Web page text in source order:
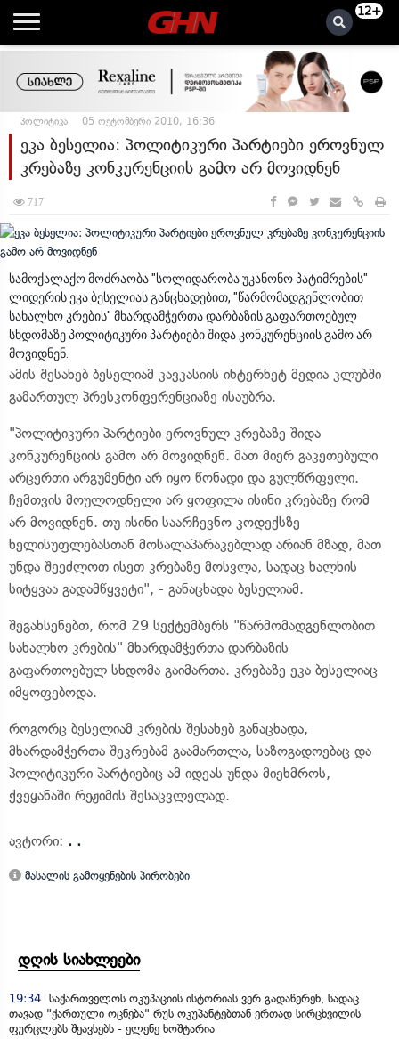
12+
პოლიტიკა 05 ოქტომბერი 2010, 16:36
ეკა ბესელია: პოლიტიკური პარტიები ეროვნულ
კრებაზე კონკურენციის გამო არ მოვიდნენ
717
სამოქალაქო მოძრაობა "სოლიდარობა უკანონო პატიმრების"
ლიდერის ეკა ბესელიას განცხადებით, "წარმომადგენლობით
სახალხო კრების" მხარდამჭერთა დარბაზის გაფართოებულ
სხდომაზე პოლიტიკური პარტიები შიდა კონკურენციის გამო არ
მოვიდნენ.
ამის შესახებ ბესელიამ კავკასიის ინტერნეტ მედია კლუბში
გამართულ პრესკონფერენციაზე ისაუბრა.
"პოლიტიკური პარტიები ეროვნულ კრებაზე შიდა
კონკურენციის გამო არ მოვიდნენ. მათ მიერ გაკეთებული
არცერთი არგუმენტი არ იყო წონადი და გულწრფელი.
ჩემთვის მოულოდნელი არ ყოფილა ისინი კრებაზე რომ
არ მოვიდნენ. თუ ისინი საარჩევნო კოდექსზე
ხელისუფლებასთან მოსალაპარაკებლად არიან მზად, მათ
უნდა შეეძლოთ ისეთ კრებაზე მოსვლა, სადაც ხალხის
სიტყვაა გადამწყვეტი", - განაცხადა ბესელიამ.
შეგახსენებთ, რომ 29 სექტემბერს "წარმომადგენლობით
სახალხო კრების" მხარდამჭერთა დარბაზის
გაფართოებულ სხდომა გაიმართა. კრებაზე ეკა ბესელიაც
იმყოფებოდა.
როგორც ბესელიამ კრების შესახებ განაცხადა,
მხარდამჭერთა შეკრებამ გაამართლა, საზოგადოებაც და
პოლიტიკური პარტიებიც ამ იდეას უნდა მიეხმროს,
ქვეყანაში რეჟიმის შესაცვლელად.
ავტორი: . .
მასალის გამოყენების პირობები
დღის სიახლეები
19:34 საქართველოს ოკუპაციის ისტორიას ვერ გადაწერენ, სადაც
თავად "ქართული ოცნება" რუს ოკუპანტებთან ერთად სირცხვილის
ფურცლებს შეავსებს - ელენე ხოშტარია